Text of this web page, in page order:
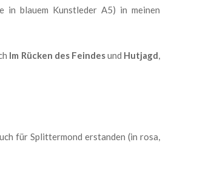
in blauem Kunstleder A5) in meinen
Im Rücken des Feindesund Hutjagd,
für Splittermond erstanden (in rosa,